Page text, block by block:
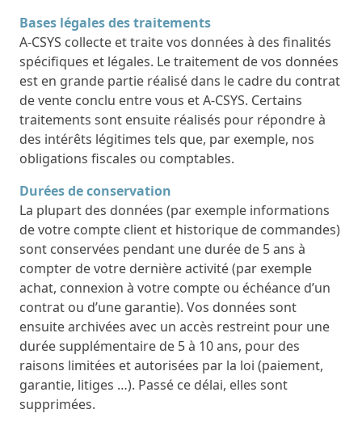
Bases légales des traitements
A-CSYS collecte et traite vos données à des finalités
spécifiques et légales. Le traitement de vos données
est en grande partie réalisé dans le cadre du contrat
de vente conclu entre vous et A-CSYS. Certains
traitements sont ensuite réalisés pour répondre à
des intérêts légitimes tels que, par exemple, nos
obligations fiscales ou comptables.
Durées de conservation
La plupart des données (par exemple informations
de votre compte client et historique de commandes)
sont conservées pendant une durée de 5 ans à
compter de votre dernière activité (par exemple
achat, connexion à votre compte ou échéance d’un
contrat ou d’une garantie). Vos données sont
ensuite archivées avec un accès restreint pour une
durée supplémentaire de 5 à 10 ans, pour des
raisons limitées et autorisées par la loi (paiement,
garantie, litiges …). Passé ce délai, elles sont
supprimées.